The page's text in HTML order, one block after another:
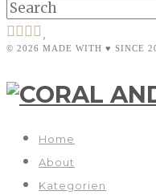
© 2026 MADE WITH ♥ SINCE
Home
About
Kategorien